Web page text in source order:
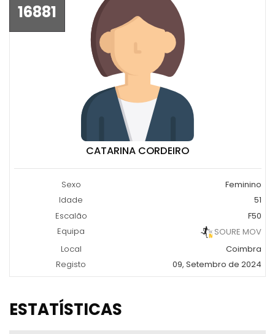
16881
CATARINA CORDEIRO
Sexo
Feminino
Idade
51
Escalão
F50
Equipa
SOURE MOV
Local
Coimbra
Registo
09, Setembro de 2024
ESTATÍSTICAS